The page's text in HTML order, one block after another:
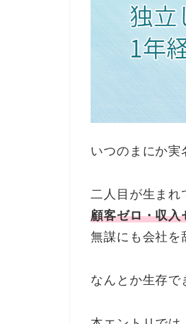
いつのまにか実
二人目が生まれ
顧客ゼロ・収入
無謀にも会社を
なんとか生存で